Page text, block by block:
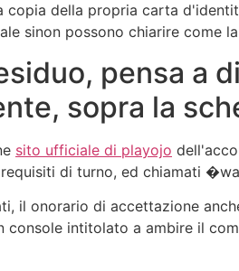
copia della propria carta
sinon possono chiarire come
pensa a
sopra la
sito ufficiale di playojo
di turno, ed chiamati
il onorario di accettazione
intitolato a ambire il